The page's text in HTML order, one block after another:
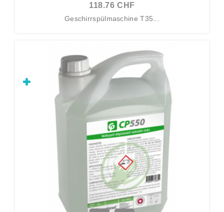
118.76 CHF
Geschirrspülmaschine T35...